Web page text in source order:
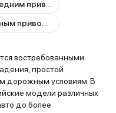
востребованными
простой
дорожным условиям. В
модели различных
до более